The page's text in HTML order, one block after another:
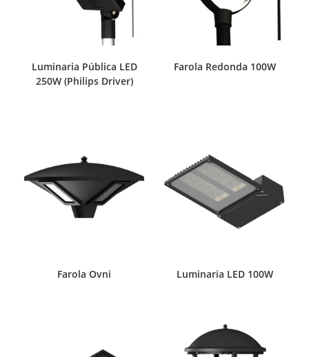
Luminaria Pública LED
250W (Philips Driver)
Farola Redonda 100W
Farola Ovni Luminaria LED 100W